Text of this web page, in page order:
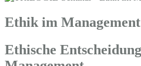
Ethik im Management
Ethische